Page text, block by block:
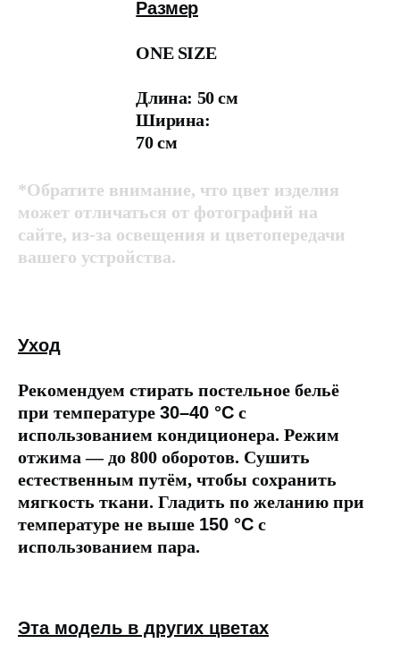
Размер
ONE SIZE
Длина: 50 см
Ширина:
70 см
*Обратите внимание, что цвет изделия
может отличаться от фотографий на
сайте, из-за освещения и цветопередачи
вашего устройства.
Уход
Рекомендуем стирать постельное бельё
при температуре 30–40 °C с
использованием кондиционера. Режим
отжима — до 800 оборотов. Сушить
естественным путём, чтобы сохранить
мягкость ткани. Гладить по желанию при
температуре не выше 150 °C с
использованием пара.
Эта модель в других цветах